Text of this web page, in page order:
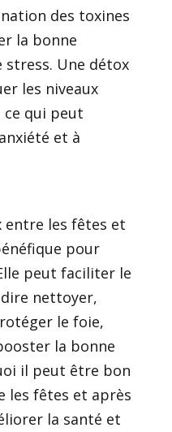
des toxines
la bonne
Une détox
les niveaux
ce qui peut
et à
entre les fêtes et
pour
peut faciliter le
dire nettoyer,
le foie,
la bonne
il peut être bon
les fêtes et après
la santé et